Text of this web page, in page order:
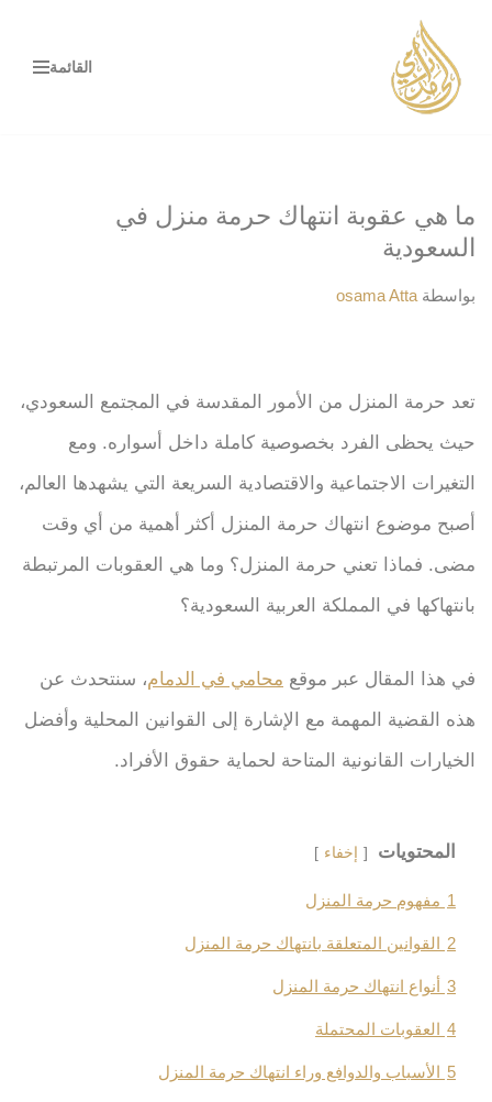
تخطى
إلى
القائمة
ما هي عقوبة انتهاك حرمة منزل في
السعودية
بواسطة osama Atta
تعد حرمة المنزل من الأمور المقدسة في المجتمع السعودي،
حيث يحظى الفرد بخصوصية كاملة داخل أسواره. ومع
التغيرات الاجتماعية والاقتصادية السريعة التي يشهدها العالم،
أصبح موضوع انتهاك حرمة المنزل أكثر أهمية من أي وقت
مضى. فماذا تعني حرمة المنزل؟ وما هي العقوبات المرتبطة
بانتهاكها في المملكة العربية السعودية؟
في هذا المقال عبر موقع محامي في الدمام، سنتحدث عن
هذه القضية المهمة مع الإشارة إلى القوانين المحلية وأفضل
الخيارات القانونية المتاحة لحماية حقوق الأفراد.
المحتويات إخفاء
1 مفهوم حرمة المنزل
2 القوانين المتعلقة بانتهاك حرمة المنزل
3 أنواع انتهاك حرمة المنزل
4 العقوبات المحتملة
5 الأسباب والدوافع وراء انتهاك حرمة المنزل